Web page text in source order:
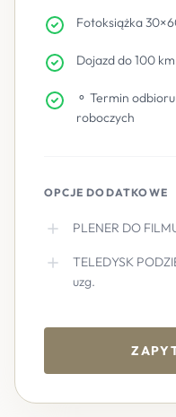
Fotoksiążka
Dojazd do 100
⚬ Termin
roboczych
OPCJE DODATKOWE
PLENER DO
TELEDYSK
uzg.